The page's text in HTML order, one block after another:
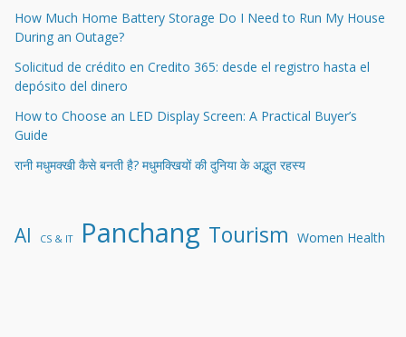
How Much Home Battery Storage Do I Need to Run My House
During an Outage?
Solicitud de crédito en Credito 365: desde el registro hasta el
depósito del dinero
How to Choose an LED Display Screen: A Practical Buyer’s
Guide
रानी मधुमक्खी कैसे बनती है? मधुमक्खियों की दुनिया के अद्भुत रहस्य
AI CS & IT Panchang Tourism Women Health